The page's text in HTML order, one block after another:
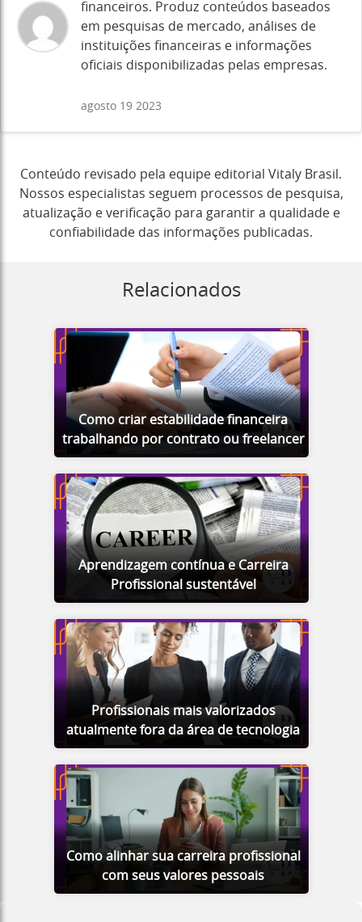
financeiros. Produz conteúdos baseados
em pesquisas de mercado, análises de
instituições financeiras e informações
oficiais disponibilizadas pelas empresas.
agosto 19 2023
Conteúdo revisado pela equipe editorial Vitaly Brasil.
Nossos especialistas seguem processos de pesquisa,
atualização e verificação para garantir a qualidade e
confiabilidade das informações publicadas.
Relacionados
Como criar estabilidade financeira
trabalhando por contrato ou freelancer
Aprendizagem contínua e Carreira
Profissional sustentável
Profissionais mais valorizados
atualmente fora da área de tecnologia
Como alinhar sua carreira profissional
com seus valores pessoais